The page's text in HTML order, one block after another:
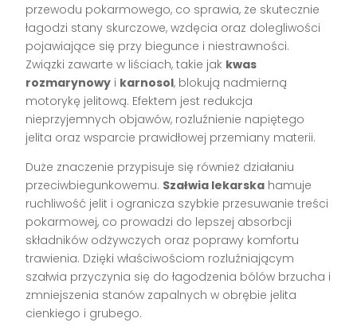
przewodu pokarmowego, co sprawia, że skutecznie
łagodzi stany skurczowe, wzdęcia oraz dolegliwości
pojawiające się przy biegunce i niestrawności.
Związki zawarte w liściach, takie jak kwas
rozmarynowy i karnosol, blokują nadmierną
motorykę jelitową. Efektem jest redukcja
nieprzyjemnych objawów, rozluźnienie napiętego
jelita oraz wsparcie prawidłowej przemiany materii.
Duże znaczenie przypisuje się również działaniu
przeciwbiegunkowemu. Szałwia lekarska hamuje
ruchliwość jelit i ogranicza szybkie przesuwanie treści
pokarmowej, co prowadzi do lepszej absorbcji
składników odżywczych oraz poprawy komfortu
trawienia. Dzięki właściwościom rozluźniającym
szałwia przyczynia się do łagodzenia bólów brzucha i
zmniejszenia stanów zapalnych w obrębie jelita
cienkiego i grubego.